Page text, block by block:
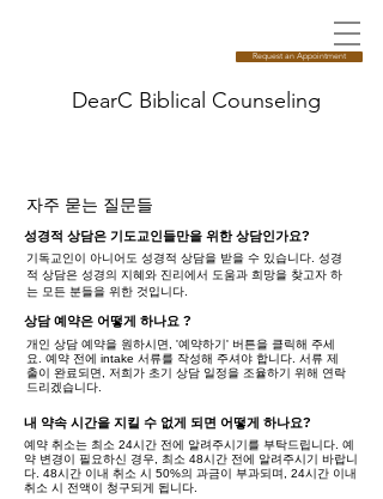
Request an Appointment
DearC Biblical Counseling
자주 묻는 질문들
성경적 상담은 기도교인들만을 위한 상담인가요?
기독교인이 아니어도 성경적 상담을 받을 수 있습니다. 성경
적 상담은 성경의 지혜와 진리에서 도움과 희망을 찾고자 하
는 모든 분들을 위한 것입니다.
상담 예약은 어떻게 하나요 ?
개인 상담 예약을 원하시면, '예약하기' 버튼을 클릭해 주세
요. 예약 전에 intake 서류를 작성해 주셔야 합니다. 서류 제
출이 완료되면, 저희가 초기 상담 일정을 조율하기 위해 연락
드리겠습니다.
내 약속 시간을 지킬 수 없게 되면 어떻게 하나요?
예약 취소는 최소 24시간 전에 알려주시기를 부탁드립니다. 예
약 변경이 필요하신 경우, 최소 48시간 전에 알려주시기 바랍니
다. 48시간 이내 취소 시 50%의 과금이 부과되며, 24시간 이내
취소 시 전액이 청구되게 됩니다.